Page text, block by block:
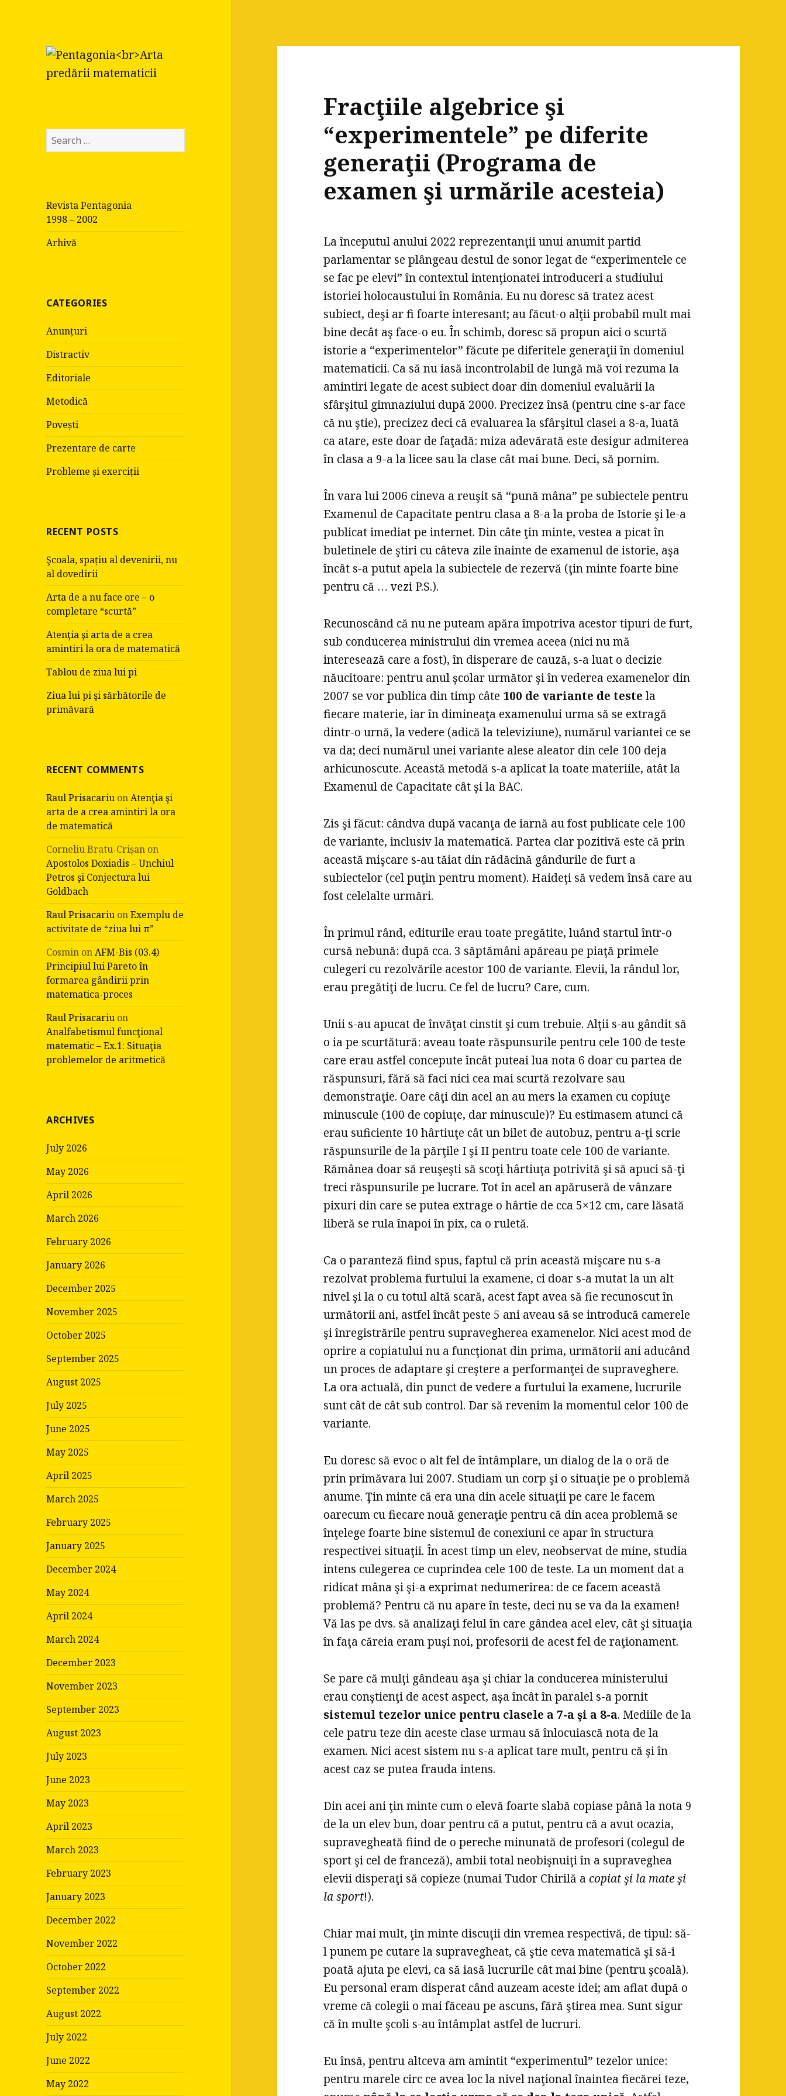
Pentagonia
Arta predării matematicii
S
e
h
f
o
r
Revista Pentagonia
1998 – 2002
Arhivă
CATEGORIES
Anunțuri
Distractiv
Editoriale
Metodică
Povești
Prezentare de carte
Probleme și exerciții
RECENT POSTS
Şcoala, spațiu al devenirii, nu
al dovedirii
Arta de a nu face ore – o
completare “scurtă”
Atenţia şi arta de a crea
amintiri la ora de matematică
Tablou de ziua lui pi
Ziua lui pi şi sărbătorile de
primăvară
RECENT COMMENTS
Raul Prisacariu onAtenţia şi
arta de a crea amintiri la ora
de matematică
Corneliu Bratu-Crișan on
Apostolos Doxiadis – Unchiul
Petros şi Conjectura lui
Goldbach
Raul Prisacariu onExemplu de
activitate de “ziua lui π”
Cosmin onAFM-Bis (03.4)
Principiul lui Pareto în
formarea gândirii prin
matematica-proces
Raul Prisacariu on
Analfabetismul funcţional
matematic – Ex.1: Situaţia
problemelor de aritmetică
ARCHIVES
July 2026
May 2026
April 2026
March 2026
February 2026
January 2026
December 2025
November 2025
October 2025
September 2025
August 2025
July 2025
June 2025
May 2025
April 2025
March 2025
February 2025
January 2025
December 2024
May 2024
April 2024
March 2024
December 2023
November 2023
September 2023
August 2023
July 2023
June 2023
May 2023
April 2023
March 2023
February 2023
January 2023
December 2022
November 2022
October 2022
September 2022
August 2022
July 2022
June 2022
May 2022
Fracţiile algebrice şi
“experimentele” pe diferite
generaţii (Programa de
examen şi urmările acesteia)
La începutul anului 2022 reprezentanţii unui anumit partid
parlamentar se plângeau destul de sonor legat de “experimentele ce
se fac pe elevi” în contextul intenţionatei introduceri a studiului
istoriei holocaustului în România. Eu nu doresc să tratez acest
subiect, deşi ar fi foarte interesant; au făcut-o alţii probabil mult mai
bine decât aş face-o eu. În schimb, doresc să propun aici o scurtă
istorie a “experimentelor” făcute pe diferitele generaţii în domeniul
matematicii. Ca să nu iasă incontrolabil de lungă mă voi rezuma la
amintiri legate de acest subiect doar din domeniul evaluării la
sfârşitul gimnaziului după 2000. Precizez însă (pentru cine s-ar face
că nu ştie), precizez deci că evaluarea la sfârşitul clasei a 8-a, luată
ca atare, este doar de faţadă: miza adevărată este desigur admiterea
în clasa a 9-a la licee sau la clase cât mai bune. Deci, să pornim.
În vara lui 2006 cineva a reuşit să “pună mâna” pe subiectele pentru
Examenul de Capacitate pentru clasa a 8-a la proba de Istorie şi le-a
publicat imediat pe internet. Din câte ţin minte, vestea a picat în
buletinele de ştiri cu câteva zile înainte de examenul de istorie, aşa
încât s-a putut apela la subiectele de rezervă (ţin minte foarte bine
pentru că … vezi P.S.).
Recunoscând că nu ne puteam apăra împotriva acestor tipuri de furt,
sub conducerea ministrului din vremea aceea (nici nu mă
interesează care a fost), în disperare de cauză, s-a luat o decizie
năucitoare: pentru anul şcolar următor şi în vederea examenelor din
2007 se vor publica din timp câte 100 de variante de teste la
fiecare materie, iar în dimineaţa examenului urma să se extragă
dintr-o urnă, la vedere (adică la televiziune), numărul variantei ce se
va da; deci numărul unei variante alese aleator din cele 100 deja
arhicunoscute. Această metodă s-a aplicat la toate materiile, atât la
Examenul de Capacitate cât şi la BAC.
Zis şi făcut: cândva după vacanţa de iarnă au fost publicate cele 100
de variante, inclusiv la matematică. Partea clar pozitivă este că prin
această mişcare s-au tăiat din rădăcină gândurile de furt a
subiectelor (cel puţin pentru moment). Haideţi să vedem însă care au
fost celelalte urmări.
În primul rând, editurile erau toate pregătite, luând startul într-o
cursă nebună: după cca. 3 săptămâni apăreau pe piaţă primele
culegeri cu rezolvările acestor 100 de variante. Elevii, la rândul lor,
erau pregătiţi de lucru. Ce fel de lucru? Care, cum.
Unii s-au apucat de învăţat cinstit şi cum trebuie. Alţii s-au gândit să
o ia pe scurtătură: aveau toate răspunsurile pentru cele 100 de teste
care erau astfel concepute încât puteai lua nota 6 doar cu partea de
răspunsuri, fără să faci nici cea mai scurtă rezolvare sau
demonstraţie. Oare câţi din acel an au mers la examen cu copiuţe
minuscule (100 de copiuţe, dar minuscule)? Eu estimasem atunci că
erau suficiente 10 hârtiuţe cât un bilet de autobuz, pentru a-ţi scrie
răspunsurile de la părţile I şi II pentru toate cele 100 de variante.
Rămânea doar să reuşeşti să scoţi hârtiuţa potrivită şi să apuci să-ţi
treci răspunsurile pe lucrare. Tot în acel an apăruseră de vânzare
pixuri din care se putea extrage o hârtie de cca 5×12 cm, care lăsată
liberă se rula înapoi în pix, ca o ruletă.
Ca o paranteză fiind spus, faptul că prin această mişcare nu s-a
rezolvat problema furtului la examene, ci doar s-a mutat la un alt
nivel şi la o cu totul altă scară, acest fapt avea să fie recunoscut în
următorii ani, astfel încât peste 5 ani aveau să se introducă camerele
şi înregistrările pentru supravegherea examenelor. Nici acest mod de
oprire a copiatului nu a funcţionat din prima, următorii ani aducând
un proces de adaptare şi creştere a performanţei de supraveghere.
La ora actuală, din punct de vedere a furtului la examene, lucrurile
sunt cât de cât sub control. Dar să revenim la momentul celor 100 de
variante.
Eu doresc să evoc o alt fel de întâmplare, un dialog de la o oră de
prin primăvara lui 2007. Studiam un corp şi o situaţie pe o problemă
anume. Ţin minte că era una din acele situaţii pe care le facem
oarecum cu fiecare nouă generaţie pentru că din acea problemă se
înţelege foarte bine sistemul de conexiuni ce apar în structura
respectivei situaţii. În acest timp un elev, neobservat de mine, studia
intens culegerea ce cuprindea cele 100 de teste. La un moment dat a
ridicat mâna şi şi-a exprimat nedumerirea: de ce facem această
problemă? Pentru că nu apare în teste, deci nu se va da la examen!
Vă las pe dvs. să analizaţi felul în care gândea acel elev, cât şi situaţia
în faţa căreia eram puşi noi, profesorii de acest fel de raţionament.
Se pare că mulţi gândeau aşa şi chiar la conducerea ministerului
erau conştienţi de acest aspect, aşa încât în paralel s-a pornit
sistemul tezelor unice pentru clasele a 7-a şi a 8-a. Mediile de la
cele patru teze din aceste clase urmau să înlocuiască nota de la
examen. Nici acest sistem nu s-a aplicat tare mult, pentru că şi în
acest caz se putea frauda intens.
Din acei ani ţin minte cum o elevă foarte slabă copiase până la nota 9
de la un elev bun, doar pentru că a putut, pentru că a avut ocazia,
supravegheată fiind de o pereche minunată de profesori (colegul de
sport şi cel de franceză), ambii total neobişnuiţi în a supraveghea
elevii disperaţi să copieze (numai Tudor Chirilă acopiat şi la mate şi
la sport!).
Chiar mai mult, ţin minte discuţii din vremea respectivă, de tipul: să-
l punem pe cutare la supravegheat, că ştie ceva matematică şi să-i
poată ajuta pe elevi, ca să iasă lucrurile cât mai bine (pentru şcoală).
Eu personal eram disperat când auzeam aceste idei; am aflat după o
vreme că colegii o mai făceau pe ascuns, fără ştirea mea. Sunt sigur
că în multe şcoli s-au întâmplat astfel de lucruri.
Eu însă, pentru altceva am amintit “experimentul” tezelor unice:
pentru marele circ ce avea loc la nivel naţional înaintea fiecărei teze,